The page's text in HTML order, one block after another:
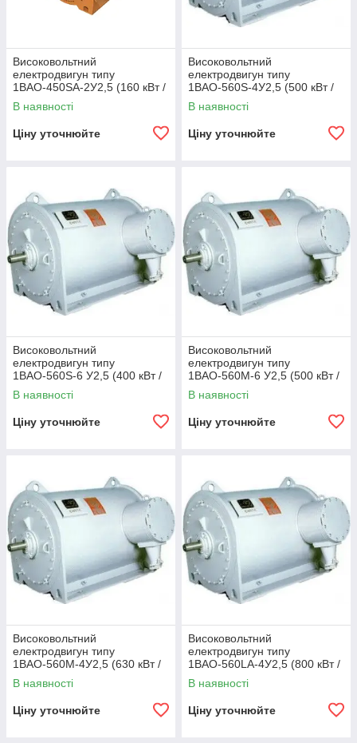
Високовольтний
електродвигун типу
1ВАО-450ЅА-2У2,5 (160 кВт /
3000 об/хв 6000 В)
В наявності
Ціну уточнюйте
Високовольтний
електродвигун типу
1ВАО-560S-4У2,5 (500 кВт /
1500 об/хв 6000 В)
В наявності
Ціну уточнюйте
Високовольтний
електродвигун типу
1ВАО-560S-6 У2,5 (400 кВт /
1000 об/хв 6000 В)
В наявності
Ціну уточнюйте
Високовольтний
електродвигун типу
1ВАО-560М-6 У2,5 (500 кВт /
1000 об/хв 6000 В)
В наявності
Ціну уточнюйте
Високовольтний
електродвигун типу
1ВАО-560М-4У2,5 (630 кВт /
1500 об/хв 6000 В)
В наявності
Ціну уточнюйте
Високовольтний
електродвигун типу
1ВАО-560LA-4У2,5 (800 кВт /
1500 об/хв 6000 В)
В наявності
Ціну уточнюйте